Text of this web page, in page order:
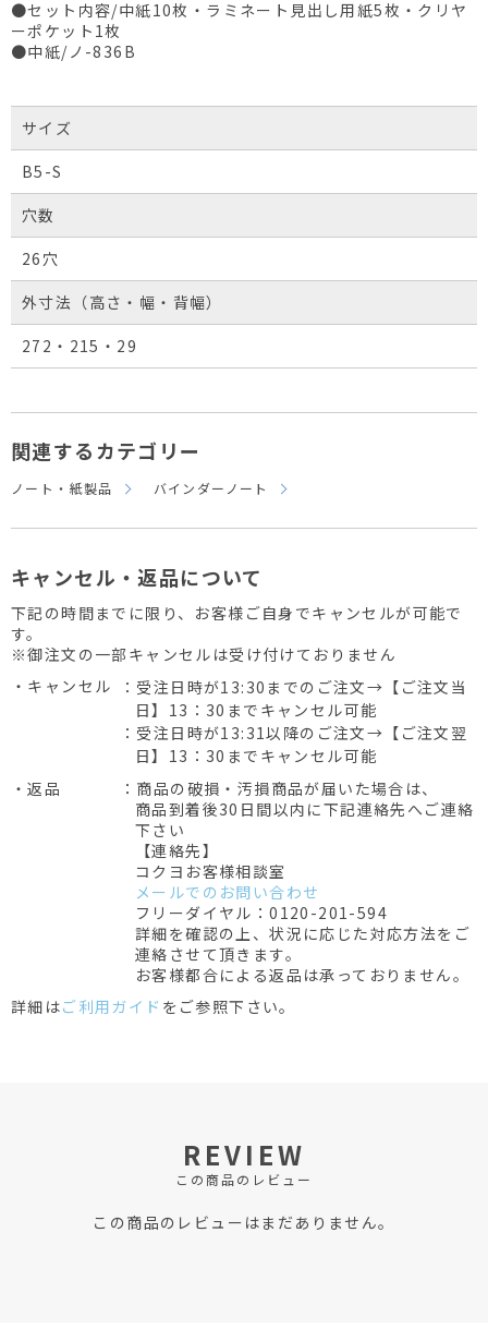
●セット内容/中紙10枚・ラミネート見出し用紙5枚・クリヤ
ーポケット1枚
●中紙/ノ-836B
サイズ
B5-S
穴数
26穴
外寸法（高さ・幅・背幅）
272・215・29
関連するカテゴリー
ノート・紙製品 バインダーノート
キャンセル・返品について
下記の時間までに限り、お客様ご自身でキャンセルが可能で
す。
※御注文の一部キャンセルは受け付けておりません
・キャンセル
：受注日時が13:30までのご注文→【ご注文当
日】13：30までキャンセル可能
：受注日時が13:31以降のご注文→【ご注文翌
日】13：30までキャンセル可能
・返品
：商品の破損・汚損商品が届いた場合は、
商品到着後30日間以内に下記連絡先へご連絡
下さい
【連絡先】
コクヨお客様相談室
メールでのお問い合わせ
フリーダイヤル：0120-201-594
詳細を確認の上、状況に応じた対応方法をご
連絡させて頂きます。
お客様都合による返品は承っておりません。
詳細はご利用ガイド をご参照下さい。
REVIEW
この商品のレビュー
この商品のレビューはまだありません。